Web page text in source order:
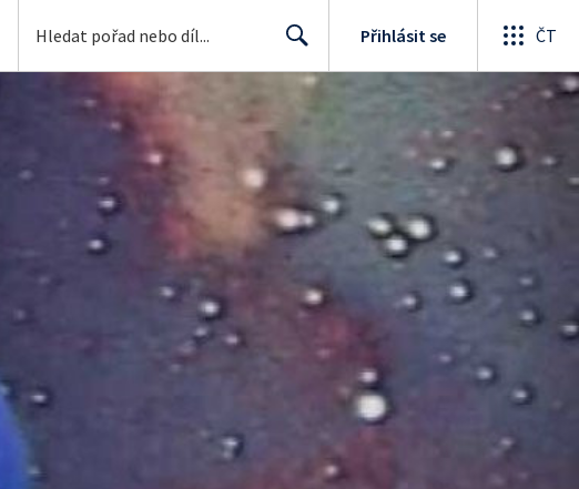
Search
Přihlásit se ČT